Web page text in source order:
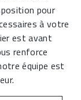
pour
à votre
est avant
renforce
équipe est